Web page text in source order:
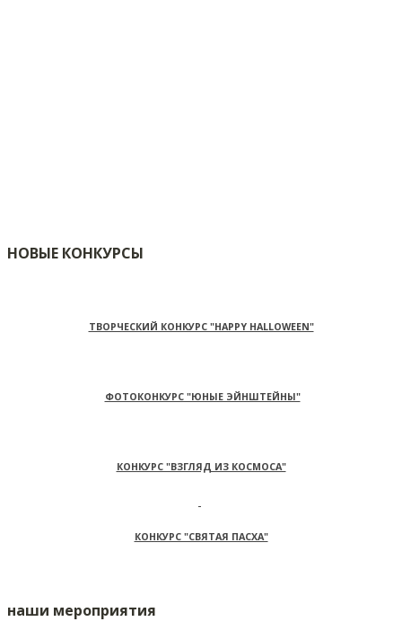
НОВЫЕ КОНКУРСЫ
ТВОРЧЕСКИЙ КОНКУРС "HAPPY HALLOWEEN"
ФОТОКОНКУРС "ЮНЫЕ ЭЙНШТЕЙНЫ"
КОНКУРС "ВЗГЛЯД ИЗ КОСМОСА"
КОНКУРС "СВЯТАЯ ПАСХА"
наши мероприятия